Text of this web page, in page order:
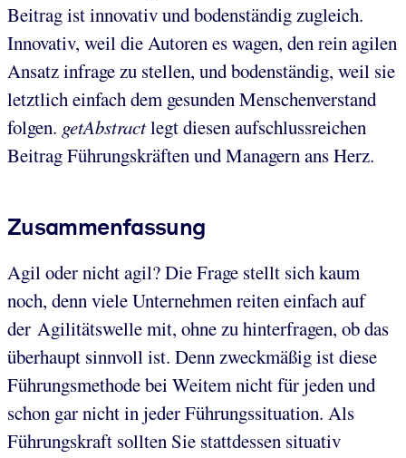
Beitrag ist innovativ und bodenständig zugleich.
Innovativ, weil die Autoren es wagen, den rein agilen
Ansatz infrage zu stellen, und bodenständig, weil sie
letztlich einfach dem gesunden Menschenverstand
folgen. getAbstractlegt diesen aufschlussreichen
Beitrag Führungskräften und Managern ans Herz.
Zusammenfassung
Agil oder nicht agil? Die Frage stellt sich kaum
noch, denn viele Unternehmen reiten einfach auf
der Agilitätswelle mit, ohne zu hinterfragen, ob das
überhaupt sinnvoll ist. Denn zweckmäßig ist diese
Führungsmethode bei Weitem nicht für jeden und
schon gar nicht in jeder Führungssituation. Als
Führungskraft sollten Sie stattdessen situativ